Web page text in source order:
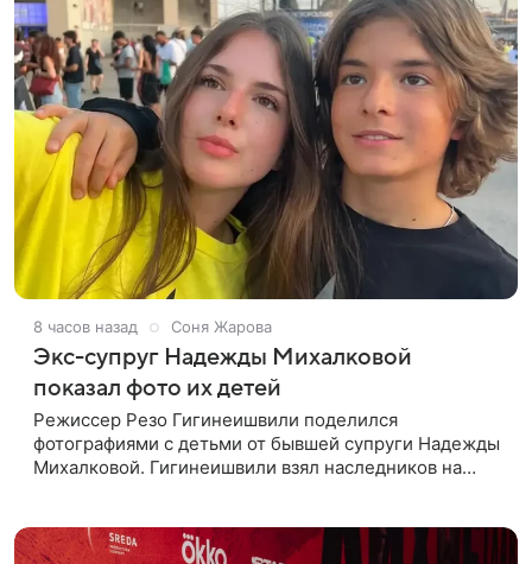
8 часов назад Соня Жарова
Экс-супруг Надежды Михалковой
показал фото их детей
Режиссер Резо Гигинеишвили поделился
фотографиями с детьми от бывшей супруги Надежды
Михалковой. Гигинеишвили взял наследников на